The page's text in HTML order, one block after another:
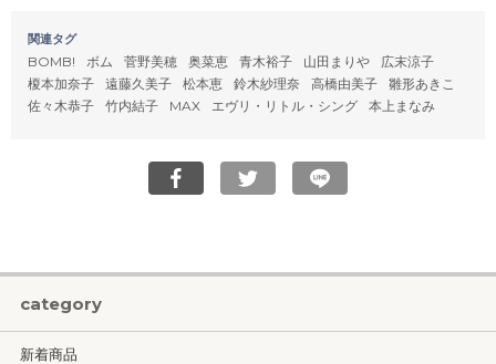
関連タグ
BOMB! ボム 菅野美穂 奥菜恵 青木裕子 山田まりや
広末涼子
榎本加奈子
遠藤久美子 松本恵 鈴木紗理奈 高橋由美子
雛形あきこ
佐々木恭子
竹内結子 MAX エヴリ・リトル・シング 本上まなみ
category
新着商品